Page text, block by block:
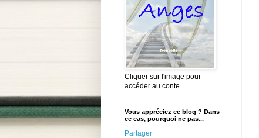
Cliquer sur l'image pour
accéder au conte
Vous appréciez ce blog ? Dans
ce cas, pourquoi ne pas...
Partager